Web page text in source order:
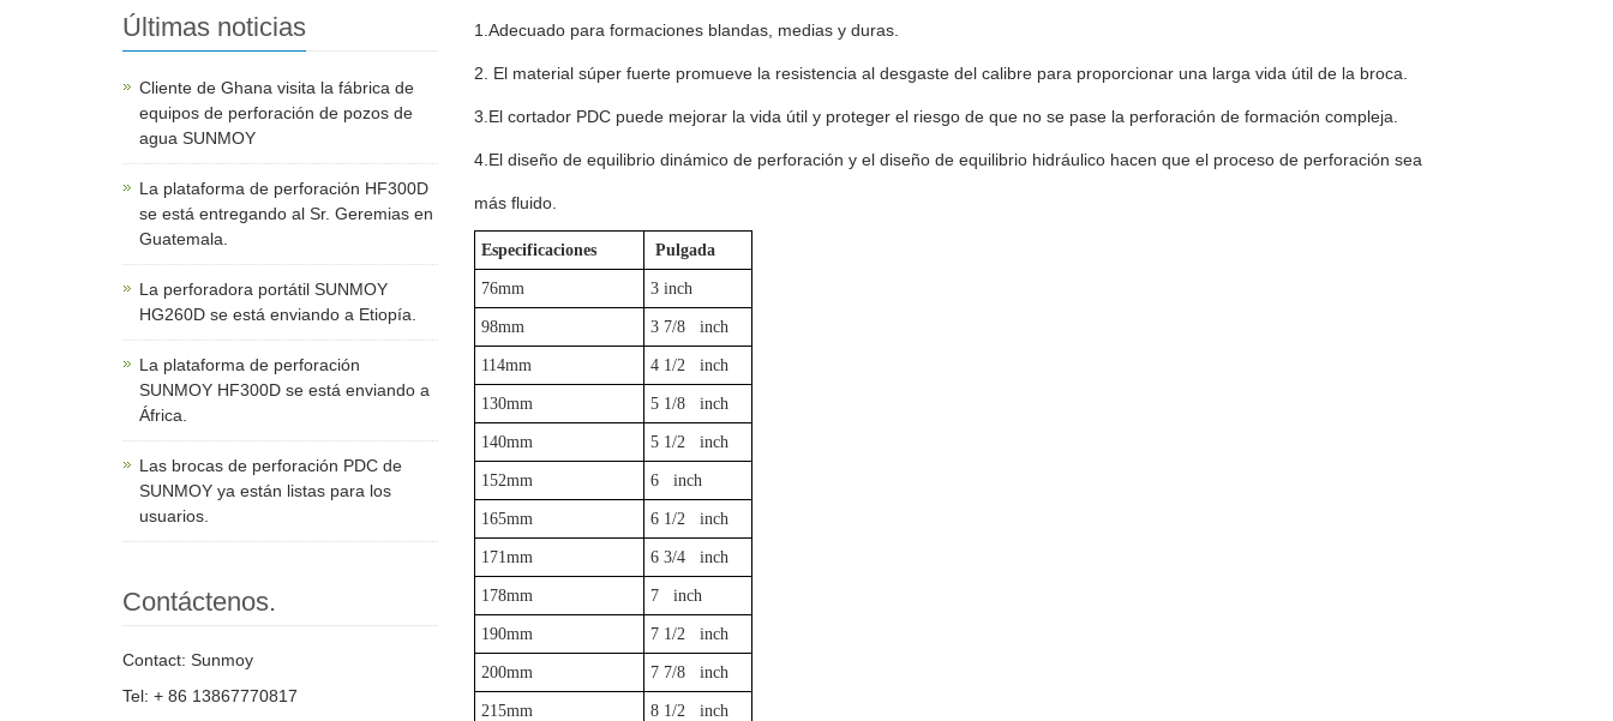
1.Adecuado para formaciones blandas, medias y duras.
2. El material súper fuerte promueve la resistencia al desgaste del calibre para proporcionar una larga vida útil de la broca.
3.El cortador PDC puede mejorar la vida útil y proteger el riesgo de que no se pase la perforación de formación compleja.
4.El diseño de equilibrio dinámico de perforación y el diseño de equilibrio hidráulico hacen que el proceso de perforación sea
más fluido.
Especificaciones Pulgada
76mm 3 inch
98mm 3 7/8 inch
114mm 4 1/2 inch
130mm 5 1/8 inch
140mm 5 1/2 inch
152mm 6 inch
165mm 6 1/2 inch
171mm 6 3/4 inch
178mm 7 inch
190mm 7 1/2 inch
200mm 7 7/8 inch
215mm 8 1/2 inch
Últimas noticias
Cliente de Ghana visita la fábrica de
equipos de perforación de pozos de
agua SUNMOY
La plataforma de perforación HF300D
se está entregando al Sr. Geremias en
Guatemala.
La perforadora portátil SUNMOY
HG260D se está enviando a Etiopía.
La plataforma de perforación
SUNMOY HF300D se está enviando a
África.
Las brocas de perforación PDC de
SUNMOY ya están listas para los
usuarios.
Contáctenos.
Contact: Sunmoy
Tel: + 86 13867770817